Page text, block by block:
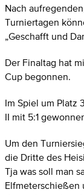
Nach
Turniertagen
„Geschafft und
Der Finaltag hat
Cup begonnen.
Im Spiel um Platz
II mit 5:1
Um den
die Dritte des
Tja was soll man
Elfmeterschießen